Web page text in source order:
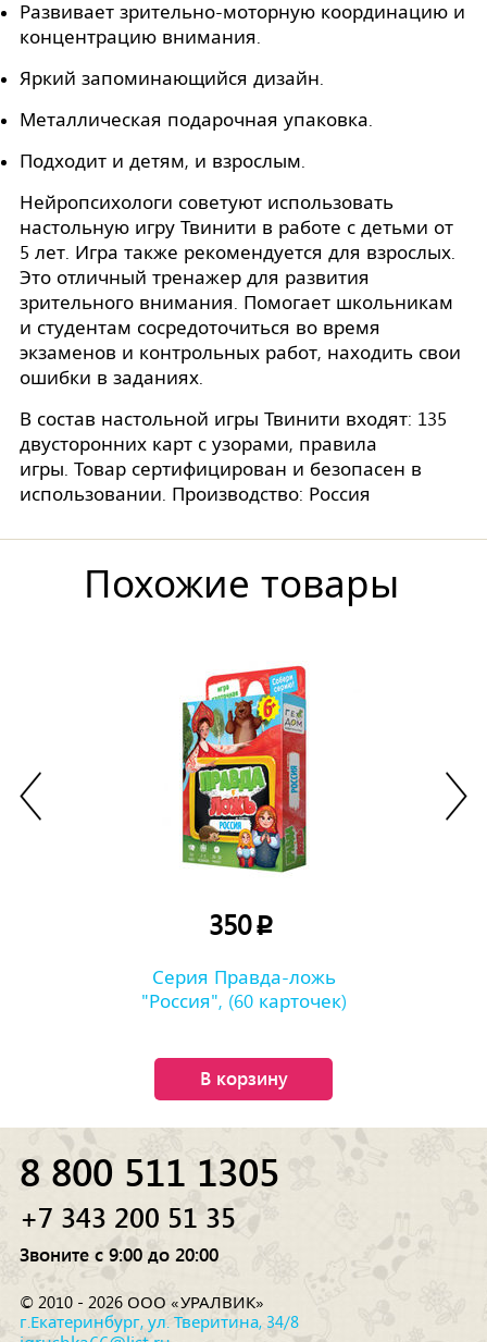
Развивает зрительно-моторную координацию и
концентрацию внимания.
Яркий запоминающийся дизайн.
Металлическая подарочная упаковка.
Подходит и детям, и взрослым.
Нейропсихологи советуют использовать
настольную игру Твинити в работе с детьми от
5 лет. Игра также рекомендуется для взрослых.
Это отличный тренажер для развития
зрительного внимания. Помогает школьникам
и студентам сосредоточиться во время
экзаменов и контрольных работ, находить свои
ошибки в заданиях.
В состав настольной игры Твинити входят: 135
двусторонних карт с узорами, правила
игры. Товар сертифицирован и безопасен в
использовании. Производство: Россия
Похожие товары
350p
Серия Правда-ложь
"Россия", (60 карточек)
В корзину
8 800 511 1305
+7 343 200 51 35
Звоните с 9:00 до 20:00
© 2010 - 2026 ООО «УРАЛВИК»
г.Екатеринбург, ул. Тверитина, 34/8